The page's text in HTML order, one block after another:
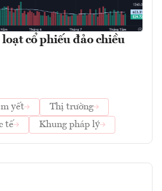
cổ phiếu đảo chiều
yết
Thị trường
tế Khung pháp lý